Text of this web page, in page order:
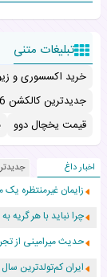
تبلیغات متنی
خرید اکسسوری و
جدیدترین کالکشن 2026 دستبند نقره پاندورا
قیمت یخچال دوو
اخبار داغ
زایمان غیرمنتظره
چرا نباید با هر گریه
حدیث میرامینی از
ایران کم‌تولدترین سال ۷۰ سال اخیر را پشت سر گذاشت!